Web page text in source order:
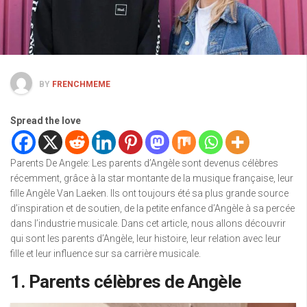
BY FRENCHMEME
Spread the love
Parents De Angele: Les parents d’Angèle sont devenus célèbres
récemment, grâce à la star montante de la musique française, leur
fille Angèle Van Laeken. Ils ont toujours été sa plus grande source
d’inspiration et de soutien, de la petite enfance d’Angèle à sa percée
dans l’industrie musicale. Dans cet article, nous allons découvrir
qui sont les parents d’Angèle, leur histoire, leur relation avec leur
fille et leur influence sur sa carrière musicale.
1. Parents célèbres de Angèle